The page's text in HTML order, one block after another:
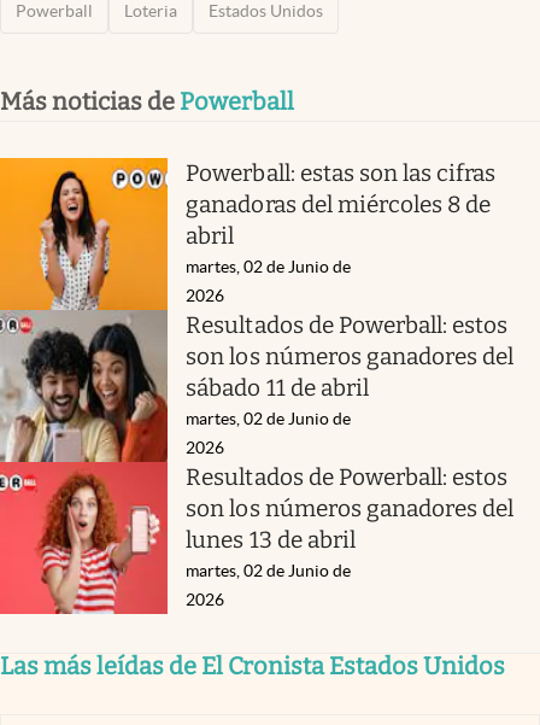
Powerball Loteria Estados Unidos
Más noticias de Powerball
Powerball: estas son las cifras
ganadoras del miércoles 8 de
abril
martes, 02 de Junio de
2026
Resultados de Powerball: estos
son los números ganadores del
sábado 11 de abril
martes, 02 de Junio de
2026
Resultados de Powerball: estos
son los números ganadores del
lunes 13 de abril
martes, 02 de Junio de
2026
Las más leídas de El Cronista Estados Unidos